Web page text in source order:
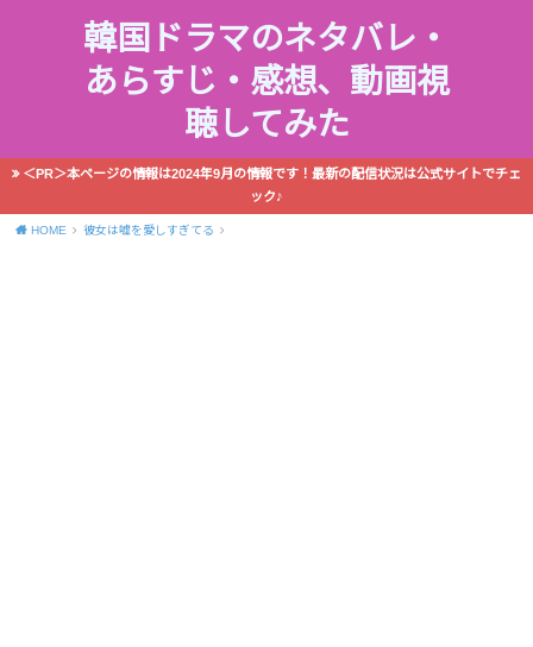
韓国ドラマのネタバレ・
あらすじ・感想、動画視
聴してみた
＜PR＞本ページの情報は2024年9月の情報です！最新の配信状況は公式サイトでチェ
ック♪
HOME 彼女は嘘を愛しすぎてる